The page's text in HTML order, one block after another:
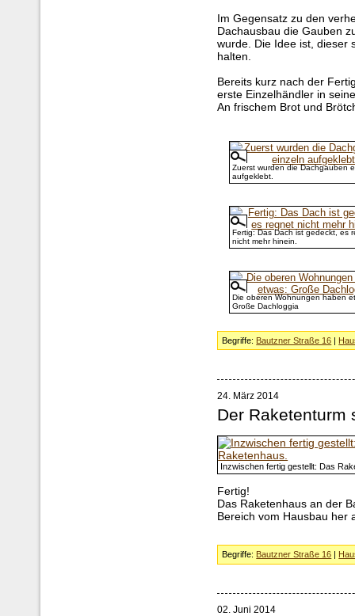
Im Gegensatz zu den
Dachausbau die Gauben
wurde. Die Idee ist, dieser
halten.
Bereits kurz nach der
erste Einzelhändler in
An frischem Brot und
Zuerst wurden die Dachgauben
aufgeklebt.
Fertig: Das Dach ist gedeckt, es
nicht mehr hinein.
Die oberen Wohnungen haben
Große Dachloggia
Begriffe: Bautzner Straße 16
24. März 2014
Der Raketenturm
Inzwischen fertig gestellt: Das
Fertig!
Das Raketenhaus an der
Bereich vom Hausbau her
Begriffe: Bautzner Straße 16
02. Juni 2014